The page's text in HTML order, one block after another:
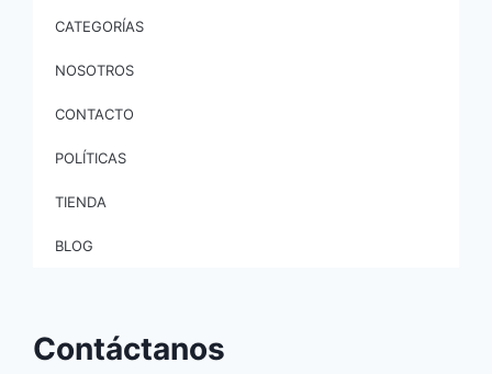
Contáctanos
CATEGORÍAS
NOSOTROS
CONTACTO
POLÍTICAS
TIENDA
BLOG